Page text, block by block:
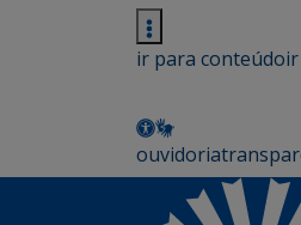
ir para conteúdo
ouvidoria